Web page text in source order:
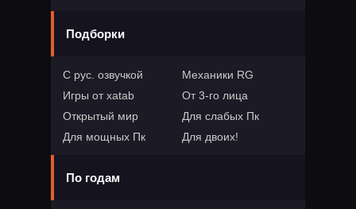
Подборки
С рус. озвучкой
Механики RG
Игры от xatab
От 3-го лица
Открытый мир
Для слабых Пк
Для мощных Пк
Для двоих!
По годам